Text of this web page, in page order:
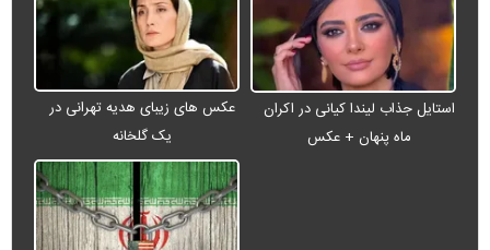
استایل جذاب لیندا کیانی در اکران
ماه پنهان + عکس
عکس های زیبای هدیه تهرانی در
یک گلخانه